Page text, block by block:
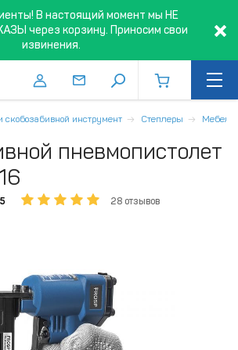
В настоящий момент мы НЕ
через корзину. Приносим свои
извинения.
скобозабивной инструмент Степлеры
пневмопистолет
28 отзывов